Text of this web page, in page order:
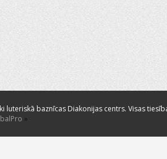
luteriskā baznīcas Diakonijas centrs. Visas
»